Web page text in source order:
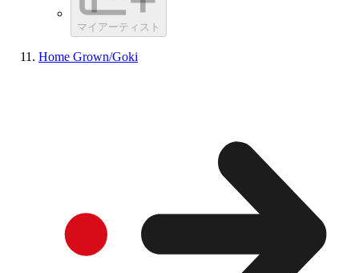
マイアーティスト
Home Grown/Goki